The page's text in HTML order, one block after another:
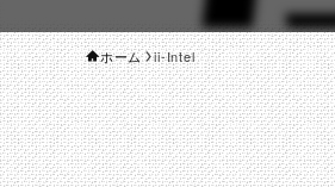
ホーム ii-Intel